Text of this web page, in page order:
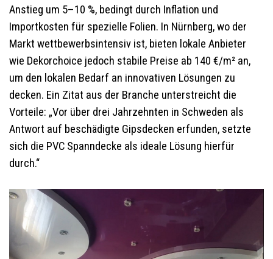
Anstieg um 5–10 %, bedingt durch Inflation und
Importkosten für spezielle Folien. In Nürnberg, wo der
Markt wettbewerbsintensiv ist, bieten lokale Anbieter
wie Dekorchoice jedoch stabile Preise ab 140 €/m² an,
um den lokalen Bedarf an innovativen Lösungen zu
decken. Ein Zitat aus der Branche unterstreicht die
Vorteile: „Vor über drei Jahrzehnten in Schweden als
Antwort auf beschädigte Gipsdecken erfunden, setzte
sich die PVC Spanndecke als ideale Lösung hierfür
durch.“